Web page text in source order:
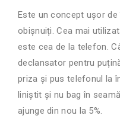
Este un concept ușor
obișnuiți. Cea mai
este cea de la telefon.
declansator pentru
priza și pus telefonul la
liniștit și nu bag în
ajunge din nou la 5%.